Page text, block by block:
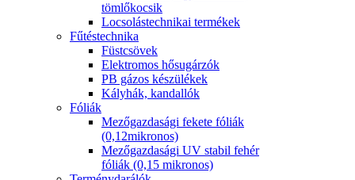
tömlőkocsik
Locsolástechnikai termékek
Fűtéstechnika
Füstcsövek
Elektromos hősugárzók
PB gázos készülékek
Kályhák, kandallók
Fóliák
Mezőgazdasági fekete fóliák
(0,12mikronos)
Mezőgazdasági UV stabil fehér
fóliák (0,15 mikronos)